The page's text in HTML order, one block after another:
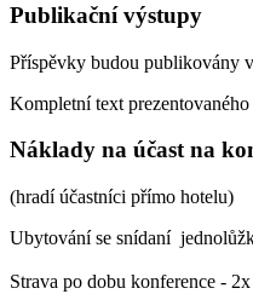
Publikační výstupy
Příspěvky budou publikovány
Kompletní text
Náklady na účast na
(hradí účastníci přímo hotelu)
Ubytování se snídaní
Strava po dobu konference -